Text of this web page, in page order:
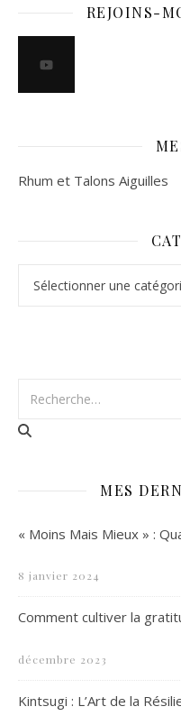
REJOINS-
Rhum et Talons Aiguilles
MES
« Moins Mais Mieux » :
8 janvier 2024
Comment cultiver la
décembre 2023
Kintsugi : L’Art de la